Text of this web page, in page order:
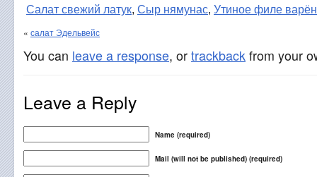
Салат свежий латук, Сыр нямунас, Утиное филе
« салат Эдельвейс
You can leave a response, ortrackbackfrom your
Leave a Reply
Name (required)
Mail (will not be published) (required)